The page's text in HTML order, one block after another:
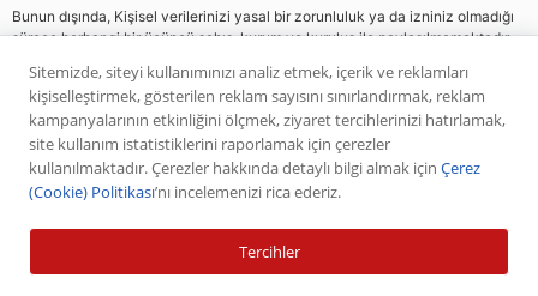
Bunun dışında, Kişisel verilerinizi yasal bir zorunluluk ya da izniniz olmadığı
sürece herhangi bir üçüncü şahıs, kurum ve kuruluş ile paylaşılmamaktadır.
Web sitemizde yer alan analiz, yorum ve tavsiyeler yatırım danışmanlığı
kapsamında değildir. Bu tavsiyeler genel nitelikte olup, özel olarak sizin mali
durumunuz ile risk ve getiri tercihlerinize uygun olarak hazırlanmamıştır. Bu
nedenle, sadece burada yer alan bilgilere dayanılarak yatırım kararı verilmesi
beklentilerinize uygun sonuçlar doğurmayabilir. Yapılan tüm yorumlar
iyi ve en doğru araştırmaların bütünüyle iyi niyetli bir ürünüdür. Yorumlar ve
Sitemizde, siteyi kullanımınızı analiz etmek, içerik ve reklamları
kişiselleştirmek, gösterilen reklam sayısını sınırlandırmak, reklam
kampanyalarının etkinliğini ölçmek, ziyaret tercihlerinizi hatırlamak,
site kullanım istatistiklerini raporlamak için çerezler
kullanılmaktadır. Çerezler hakkında detaylı bilgi almak için Çerez
(Cookie) Politikası’nı incelemenizi rica ederiz.
Tercihler